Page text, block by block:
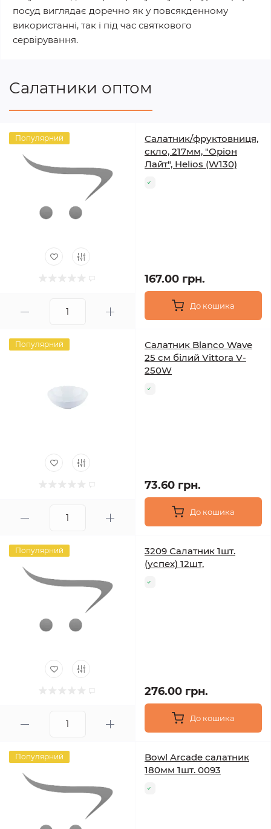
посуд виглядає доречно як у повсякденному
використанні, так і під час святкового
сервірування.
Салатники оптом
Популярний
Салатник/фруктовниця,
скло, 217мм, "Оріон
Лайт", Helios (W130)
167.00 грн.
До кошика
Популярний
Салатник Blanco Wave
25 см білий Vittora V-
250W
73.60 грн.
До кошика
Популярний
3209 Салатник 1шт.
(успех) 12шт,
276.00 грн.
До кошика
Популярний
Bowl Arcade салатник
180мм 1шт. 0093